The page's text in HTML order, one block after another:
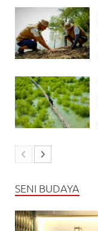
SENI BUDAYA